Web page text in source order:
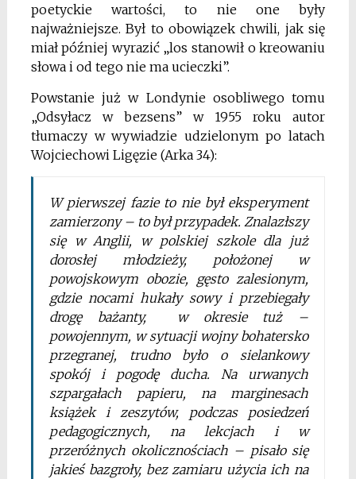
poetyckie wartości, to nie one były
najważniejsze. Był to obowiązek chwili, jak się
miał później wyrazić „los stanowił o kreowaniu
słowa i od tego nie ma ucieczki”.
Powstanie już w Londynie osobliwego tomu
„Odsyłacz w bezsens” w 1955 roku autor
tłumaczy w wywiadzie udzielonym po latach
Wojciechowi Ligęzie (Arka 34):
W pierwszej fazie to nie był eksperyment
zamierzony – to był przypadek. Znalazłszy
się w Anglii, w polskiej szkole dla już
dorosłej młodzieży, położonej w
powojskowym obozie, gęsto zalesionym,
gdzie nocami hukały sowy i przebiegały
drogę bażanty, w okresie tuż –
powojennym, w sytuacji wojny bohatersko
przegranej, trudno było o sielankowy
spokój i pogodę ducha. Na urwanych
szpargałach papieru, na marginesach
książek i zeszytów, podczas posiedzeń
pedagogicznych, na lekcjach i w
przeróżnych okolicznościach – pisało się
jakieś bazgroły, bez zamiaru użycia ich na